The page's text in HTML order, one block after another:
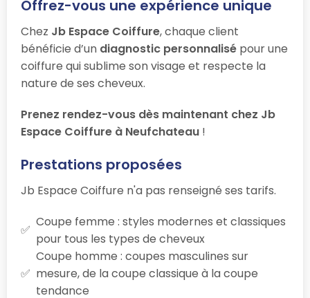
Offrez-vous une expérience unique
Chez Jb Espace Coiffure, chaque client
bénéficie d’un diagnostic personnalisé pour une
coiffure qui sublime son visage et respecte la
nature de ses cheveux.
Prenez rendez-vous dès maintenant chez Jb
Espace Coiffure à Neufchateau !
Prestations proposées
Jb Espace Coiffure n'a pas renseigné ses tarifs.
Coupe femme : styles modernes et classiques
pour tous les types de cheveux
Coupe homme : coupes masculines sur
mesure, de la coupe classique à la coupe
tendance